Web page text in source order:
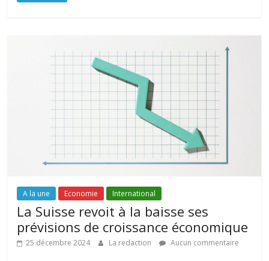
A la une Economie International
La Suisse revoit à la baisse ses
prévisions de croissance économique
25 décembre 2024 La redaction Aucun commentaire